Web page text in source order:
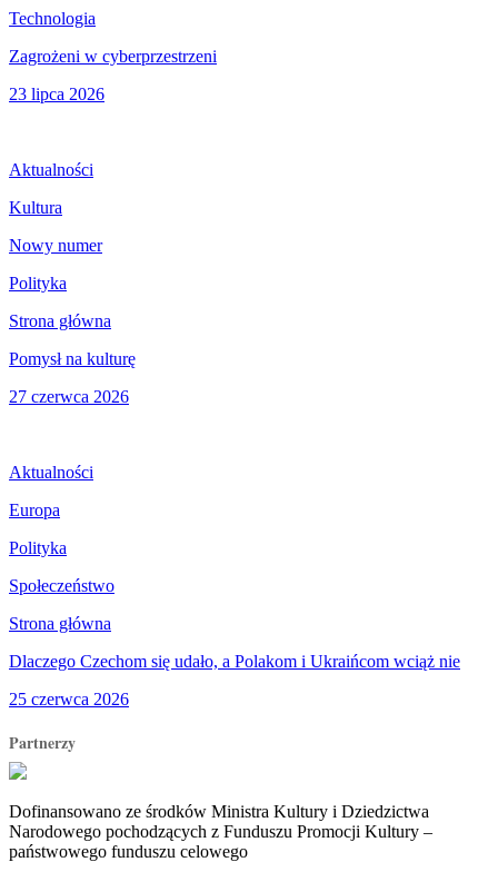
Technologia
Zagrożeni w cyberprzestrzeni
23 lipca 2026
Aktualności
Kultura
Nowy numer
Polityka
Strona główna
Pomysł na kulturę
27 czerwca 2026
Aktualności
Europa
Polityka
Społeczeństwo
Strona główna
Dlaczego Czechom się udało, a Polakom i Ukraińcom wciąż nie
25 czerwca 2026
Partnerzy
Dofinansowano ze środków Ministra Kultury i Dziedzictwa
Narodowego pochodzących z Funduszu Promocji Kultury –
państwowego funduszu celowego